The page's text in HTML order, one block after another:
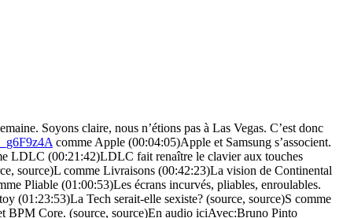
Soyons claire, nous n’étions pas à Las Vegas. C’est donc
comme Apple (00:04:05)Apple et Samsung s’associent.
LDLC (00:21:42)LDLC fait renaître le clavier aux touches
source)L comme Livraisons (00:42:23)La vision de Continental
Pliable (01:00:53)Les écrans incurvés, pliables, enroulables.
(01:23:53)La Tech serait-elle sexiste? (source, source)S comme
BPM Core. (source, source)En audio iciAvec:Bruno Pinto